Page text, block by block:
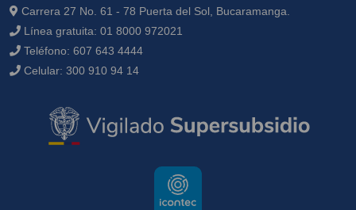
Carrera 27 No. 61 - 78 Puerta del Sol, Bucaramanga.
Línea gratuita: 01 8000 972021
Teléfono: 607 643 4444
Celular: 300 910 94 14